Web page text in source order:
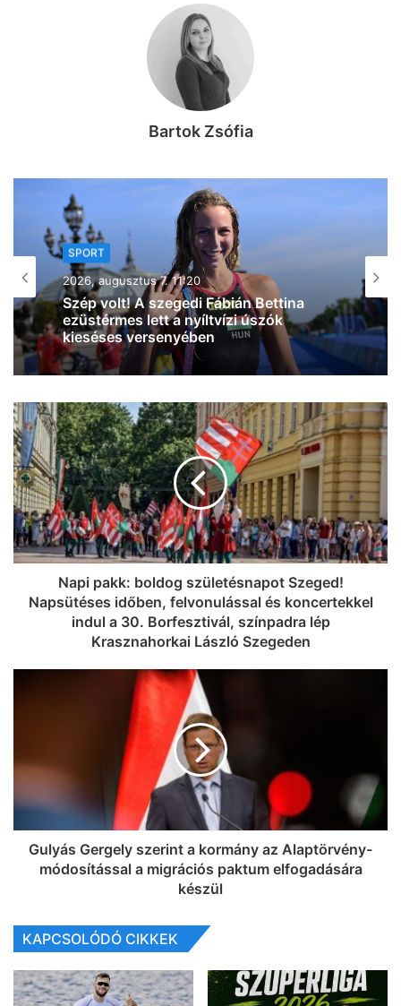
Bartok Zsófia
SPORT
2026, augusztus 6. 16:01
A szegedi Takács Benedek ezüstérmes
lett a Squash Egyetemi
Világbajnokságon (fotó)
Napi pakk: boldog születésnapot Szeged!
Napsütéses időben, felvonulással és koncertekkel
indul a 30. Borfesztivál, színpadra lép
Krasznahorkai László Szegeden
Gulyás Gergely szerint a kormány az Alaptörvény-
módosítással a migrációs paktum elfogadására
készül
KAPCSOLÓDÓ CIKKEK